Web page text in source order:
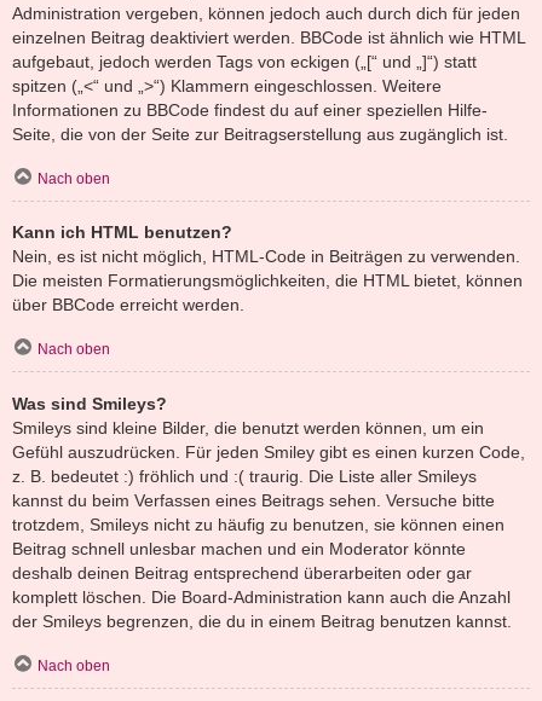
Administration vergeben, können jedoch auch durch dich für jeden
einzelnen Beitrag deaktiviert werden. BBCode ist ähnlich wie HTML
aufgebaut, jedoch werden Tags von eckigen („[“ und „]“) statt
spitzen („<“ und „>“) Klammern eingeschlossen. Weitere
Informationen zu BBCode findest du auf einer speziellen Hilfe-
Seite, die von der Seite zur Beitragserstellung aus zugänglich ist.
Nach oben
Kann ich HTML benutzen?
Nein, es ist nicht möglich, HTML-Code in Beiträgen zu verwenden.
Die meisten Formatierungsmöglichkeiten, die HTML bietet, können
über BBCode erreicht werden.
Nach oben
Was sind Smileys?
Smileys sind kleine Bilder, die benutzt werden können, um ein
Gefühl auszudrücken. Für jeden Smiley gibt es einen kurzen Code,
z. B. bedeutet :) fröhlich und :( traurig. Die Liste aller Smileys
kannst du beim Verfassen eines Beitrags sehen. Versuche bitte
trotzdem, Smileys nicht zu häufig zu benutzen, sie können einen
Beitrag schnell unlesbar machen und ein Moderator könnte
deshalb deinen Beitrag entsprechend überarbeiten oder gar
komplett löschen. Die Board-Administration kann auch die Anzahl
der Smileys begrenzen, die du in einem Beitrag benutzen kannst.
Nach oben